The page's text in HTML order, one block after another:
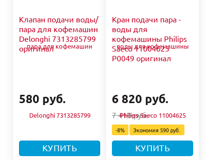
Клапан подачи воды/
пара для кофемашин
Delonghi 7313285799
оригинал
580 руб.
КУПИТЬ
Кран подачи пара -
воды для
кофемашины Philips
Saeco 11004625
P0049 оригинал
6 820 руб.
7 410 руб.
-8% Экономия 590 руб.
КУПИТЬ